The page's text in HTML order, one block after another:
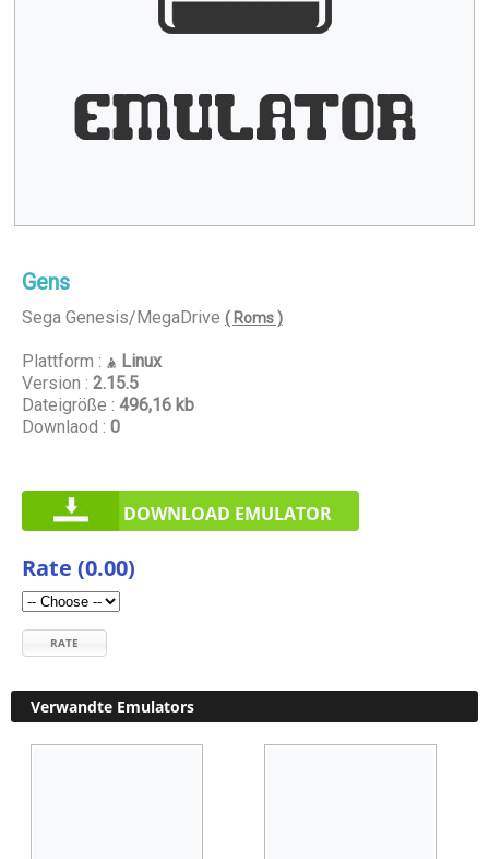
Gens
Sega Genesis/MegaDrive ( Roms )
Plattform :
Linux
Version : 2.15.5
Dateigröße : 496,16 kb
Downlaod : 0
DOWNLOAD EMULATOR
Rate (0.00)
RATE
Verwandte Emulators